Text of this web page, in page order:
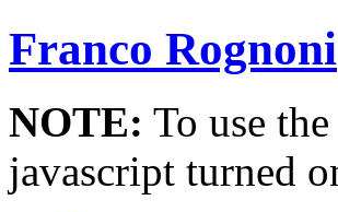
Franco Rognoni
NOTE: To use
javascript turned